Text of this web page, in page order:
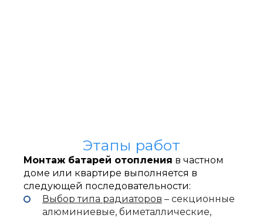
Этапы работ
Монтаж батарей отопления в частном
доме или квартире выполняется в
следующей последовательности:
Выбор типа радиаторов – секционные
алюминиевые, биметаллические,